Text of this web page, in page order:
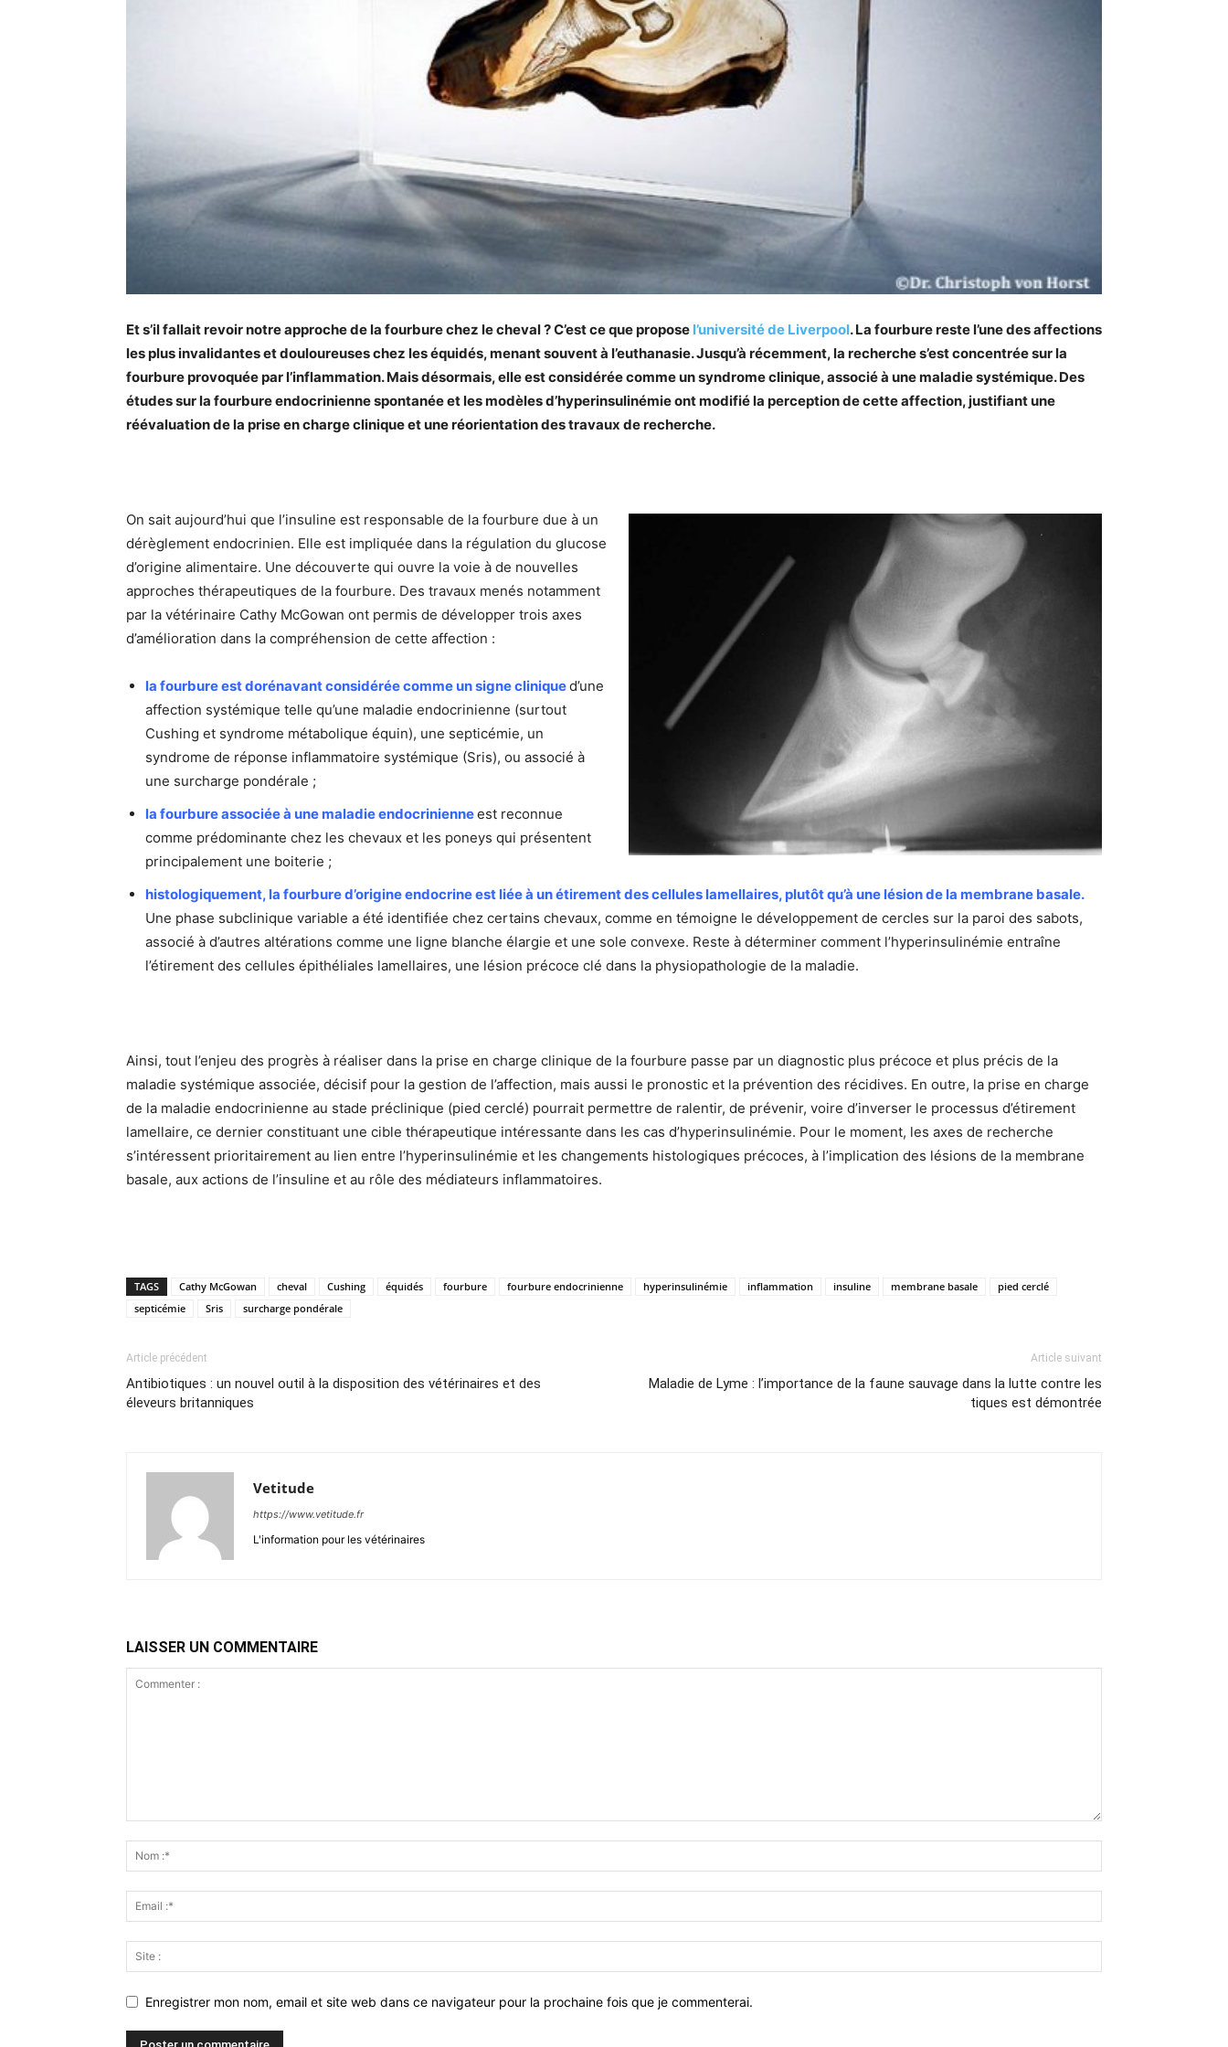
Et s’il fallait revoir notre approche de la fourbure chez le cheval ? C’est ce que propose l’université de Liverpool. La fourbure reste l’une des affections
les plus invalidantes et douloureuses chez les équidés, menant souvent à l’euthanasie. Jusqu’à récemment, la recherche s’est concentrée sur la
fourbure provoquée par l’inflammation. Mais désormais, elle est considérée comme un syndrome clinique, associé à une maladie systémique. Des
études sur la fourbure endocrinienne spontanée et les modèles d’hyperinsulinémie ont modifié la perception de cette affection, justifiant une
réévaluation de la prise en charge clinique et une réorientation des travaux de recherche.
On sait aujourd’hui que l’insuline est responsable de la fourbure due à un
dérèglement endocrinien. Elle est impliquée dans la régulation du glucose
d’origine alimentaire. Une découverte qui ouvre la voie à de nouvelles
approches thérapeutiques de la fourbure. Des travaux menés notamment
par la vétérinaire Cathy McGowan ont permis de développer trois axes
d’amélioration dans la compréhension de cette affection :
la fourbure est dorénavant considérée comme un signe cliniqued’une
affection systémique telle qu’une maladie endocrinienne (surtout
Cushing et syndrome métabolique équin), une septicémie, un
syndrome de réponse inflammatoire systémique (Sris), ou associé à
une surcharge pondérale ;
la fourbure associée à une maladie endocrinienneest reconnue
comme prédominante chez les chevaux et les poneys qui présentent
principalement une boiterie ;
histologiquement, la fourbure d’origine endocrine est liée à un étirement des cellules lamellaires, plutôt qu’à une lésion de la membrane basale.
Une phase subclinique variable a été identifiée chez certains chevaux, comme en témoigne le développement de cercles sur la paroi des sabots,
associé à d’autres altérations comme une ligne blanche élargie et une sole convexe. Reste à déterminer comment l’hyperinsulinémie entraîne
l’étirement des cellules épithéliales lamellaires, une lésion précoce clé dans la physiopathologie de la maladie.
Ainsi, tout l’enjeu des progrès à réaliser dans la prise en charge clinique de la fourbure passe par un diagnostic plus précoce et plus précis de la
maladie systémique associée, décisif pour la gestion de l’affection, mais aussi le pronostic et la prévention des récidives. En outre, la prise en charge
de la maladie endocrinienne au stade préclinique (pied cerclé) pourrait permettre de ralentir, de prévenir, voire d’inverser le processus d’étirement
lamellaire, ce dernier constituant une cible thérapeutique intéressante dans les cas d’hyperinsulinémie. Pour le moment, les axes de recherche
s’intéressent prioritairement au lien entre l’hyperinsulinémie et les changements histologiques précoces, à l’implication des lésions de la membrane
basale, aux actions de l’insuline et au rôle des médiateurs inflammatoires.
TAGS Cathy McGowan cheval Cushing équidés fourbure fourbure endocrinienne hyperinsulinémie inflammation insuline membrane basale
pied cerclé
septicémie
Sris surcharge pondérale
Article précédent
Antibiotiques : un nouvel outil à la disposition des vétérinaires et des
éleveurs britanniques
Article suivant
Maladie de Lyme : l’importance de la faune sauvage dans la lutte contre les
tiques est démontrée
Vetitude
https://www.vetitude.fr
L'information pour les vétérinaires
LAISSER UN COMMENTAIRE
Enregistrer mon nom, email et site web dans ce navigateur pour la prochaine fois que je commenterai.